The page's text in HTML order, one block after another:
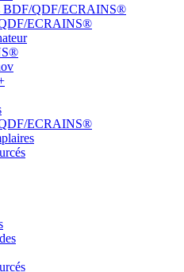
BDF/QDF/ECRAINS®
ECRAINS®
ECRAINS®